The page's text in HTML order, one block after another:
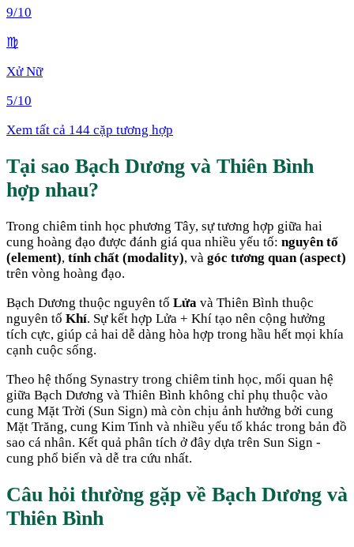
9/10
♍
Xử Nữ
5/10
Xem tất cả 144 cặp tương hợp
Tại sao Bạch Dương và Thiên Bình
hợp nhau?
Trong chiêm tinh học phương Tây, sự tương hợp giữa hai
cung hoàng đạo được đánh giá qua nhiều yếu tố: nguyên tố
(element), tính chất (modality), và góc tương quan (aspect)
trên vòng hoàng đạo.
Bạch Dương thuộc nguyên tố Lửa và Thiên Bình thuộc
nguyên tố Khí. Sự kết hợp Lửa + Khí tạo nên cộng hưởng
tích cực, giúp cả hai dễ dàng hòa hợp trong hầu hết mọi khía
cạnh cuộc sống.
Theo hệ thống Synastry trong chiêm tinh học, mối quan hệ
giữa Bạch Dương và Thiên Bình không chỉ phụ thuộc vào
cung Mặt Trời (Sun Sign) mà còn chịu ảnh hưởng bởi cung
Mặt Trăng, cung Kim Tinh và nhiều yếu tố khác trong bản đồ
sao cá nhân. Kết quả phân tích ở đây dựa trên Sun Sign -
cung phổ biến và dễ tra cứu nhất.
Câu hỏi thường gặp về Bạch Dương và
Thiên Bình